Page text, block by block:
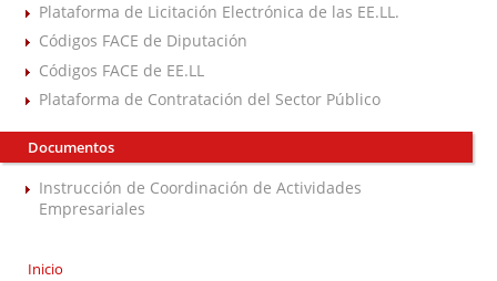
Plataforma de Licitación Electrónica de las EE.LL.
Códigos FACE de Diputación
Códigos FACE de EE.LL
Plataforma de Contratación del Sector Público
Documentos
Instrucción de Coordinación de Actividades
Empresariales
Inicio